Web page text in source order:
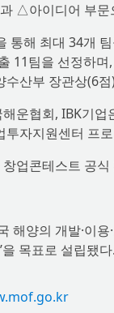
△아이디어 부문
통해 최대 34개
11팀을 선정하
수산부 장관상(6
운협회, IBK기
투자지원센터 프
업콘테스트 공식
해양의 개발·이
을 목표로 설립됐